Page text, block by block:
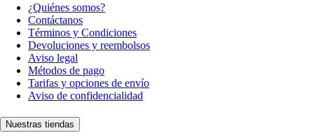
¿Quiénes somos?
Contáctanos
Términos y Condiciones
Devoluciones y reembolsos
Aviso legal
Métodos de pago
Tarifas y opciones de envío
Aviso de confidencialidad
Nuestras tiendas